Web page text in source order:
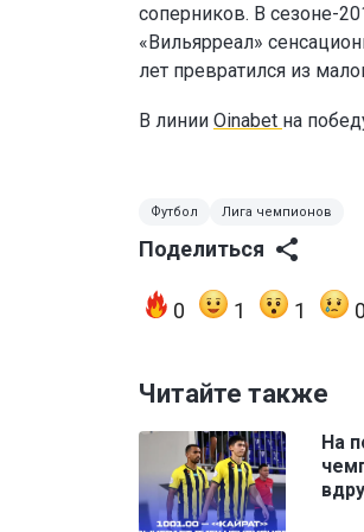
соперников. В сезоне-
«Вильярреал»
лет превратился из
В линии Oinabet на
Футбол Лига чемпионов
Поделиться
0 1 1 0
Читайте также
На